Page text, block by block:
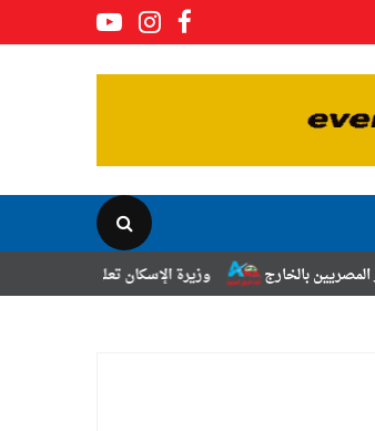
وزيرة الإسكان تعلن نتائج قرعة تخصيص أراضي